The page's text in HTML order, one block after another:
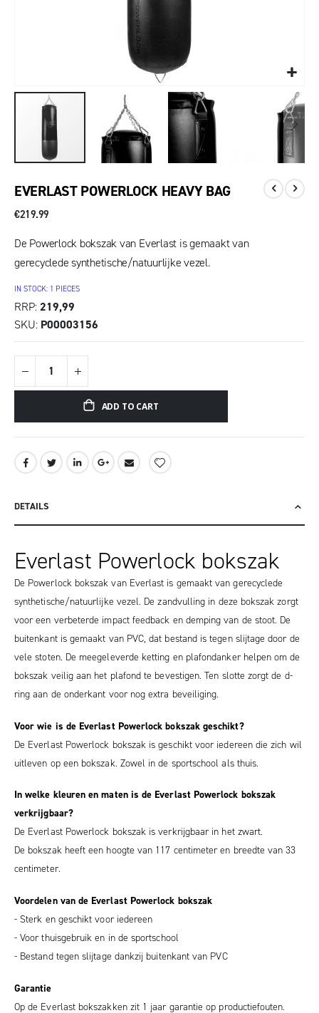
EVERLAST POWERLOCK HEAVY BAG
€219.99
De Powerlock bokszak van Everlast is gemaakt van
gerecyclede synthetische/natuurlijke vezel.
IN STOCK: 1 PIECES
RRP 219,99
SKU P00003156
ADD TO CART
DETAILS
Everlast Powerlock bokszak
De Powerlock bokszak van Everlast is gemaakt van gerecyclede
synthetische/natuurlijke vezel. De zandvulling in deze bokszak zorgt
voor een verbeterde impact feedback en demping van de stoot. De
buitenkant is gemaakt van PVC, dat bestand is tegen slijtage door de
vele stoten. De meegeleverde ketting en plafondanker helpen om de
bokszak veilig aan het plafond te bevestigen. Ten slotte zorgt de d-
ring aan de onderkant voor nog extra beveiliging.
Voor wie is de Everlast Powerlock bokszak geschikt?
De Everlast Powerlock bokszak is geschikt voor iedereen die zich wil
uitleven op een bokszak. Zowel in de sportschool als thuis.
In welke kleuren en maten is de Everlast Powerlock bokszak
verkrijgbaar?
De Everlast Powerlock bokszak is verkrijgbaar in het zwart.
De bokszak heeft een hoogte van 117 centimeter en breedte van 33
centimeter.
Voordelen van de Everlast Powerlock bokszak
- Sterk en geschikt voor iedereen
- Voor thuisgebruik en in de sportschool
- Bestand tegen slijtage dankzij buitenkant van PVC
Garantie
Op de Everlast bokszakken zit 1 jaar garantie op productiefouten.